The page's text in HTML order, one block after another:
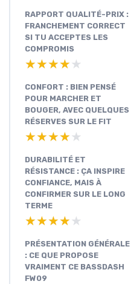
RAPPORT QUALITÉ-PRIX :
FRANCHEMENT CORRECT
SI TU ACCEPTES LES
COMPROMIS
★★★★★
★★★★★
CONFORT : BIEN PENSÉ
POUR MARCHER ET
BOUGER, AVEC QUELQUES
RÉSERVES SUR LE FIT
★★★★★
★★★★★
DURABILITÉ ET
RÉSISTANCE : ÇA INSPIRE
CONFIANCE, MAIS À
CONFIRMER SUR LE LONG
TERME
★★★★★
★★★★★
PRÉSENTATION GÉNÉRALE
: CE QUE PROPOSE
VRAIMENT CE BASSDASH
FW09